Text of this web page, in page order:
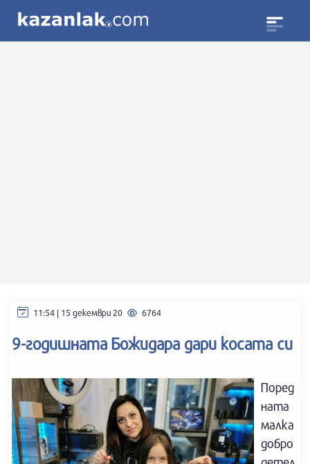
11:54 | 15 декември 20 6764
9-годишната Божидара дари косата си
Поред
ната
малка
добро